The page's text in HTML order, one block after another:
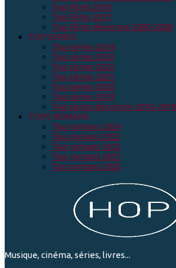
Top Films 2018
Top Films 2017
Top Films décennie 2000-2009
TOP SERIES
Top séries 2024
Top séries 2023
Top séries 2022
Top séries 2021
Top séries 2020
Top séries 2019
Top séries décennie 2010-2019
TOPS ROMANS
Top romans 2024
Top romans 2023
Top romans 2022
Top romans 2021
Top romans 2020
Musique, cinéma, séries, livres...